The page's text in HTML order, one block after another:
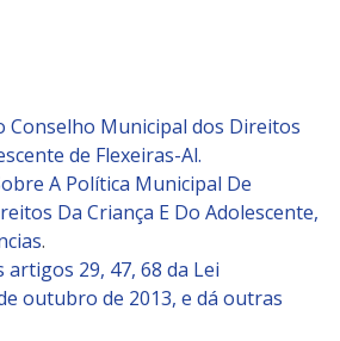
Conselho Municipal dos Direitos
de Flexeiras-Al.
A Política Municipal De
Da Criança E Do Adolescente,
.
artigos 29, 47, 68 da Lei
outubro de 2013, e dá outras